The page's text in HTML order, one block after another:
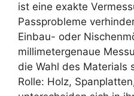
ist eine exakte
Passprobleme
Einbau- oder
millimetergenaue
die Wahl des Materials
Rolle: Holz,